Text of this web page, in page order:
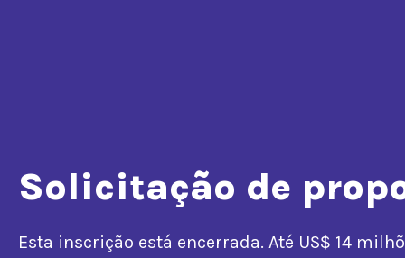
Solicitação de
Esta inscrição está encerrada. Até US$ 14